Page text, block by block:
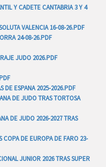
Y CADETE CANTABRIA 3 Y 4
VALENCIA 16-08-26.PDF
24-08-26.PDF
JUDO 2026.PDF
DE ESPANA 2025-2026.PDF
DE JUDO TRAS TORTOSA
DE JUDO 2026-2027 TRAS
COPA DE EUROPA DE FARO 23-
JUNIOR 2026 TRAS SUPER